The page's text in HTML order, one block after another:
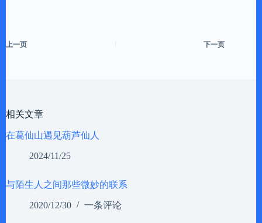
上一页 下一页
相关文章
在葛仙山遇见葫芦仙人
2024/11/25
与陌生人之间那些微妙的联系
2020/12/30 一条评论